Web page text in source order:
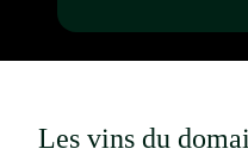
Les vins du